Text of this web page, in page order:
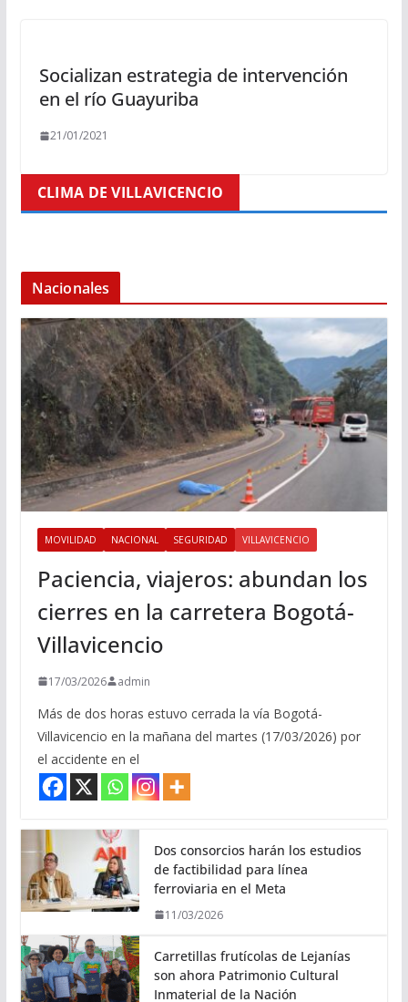
Socializan estrategia de intervención
en el río Guayuriba
21/01/2021
CLIMA DE VILLAVICENCIO
Nacionales
MOVILIDAD NACIONAL SEGURIDAD VILLAVICENCIO
Paciencia, viajeros: abundan los
cierres en la carretera Bogotá-
Villavicencio
17/03/2026 admin
Más de dos horas estuvo cerrada la vía Bogotá-
Villavicencio en la mañana del martes (17/03/2026) por
el accidente en el
Dos consorcios harán los estudios
de factibilidad para línea
ferroviaria en el Meta
11/03/2026
Carretillas frutícolas de Lejanías
son ahora Patrimonio Cultural
Inmaterial de la Nación